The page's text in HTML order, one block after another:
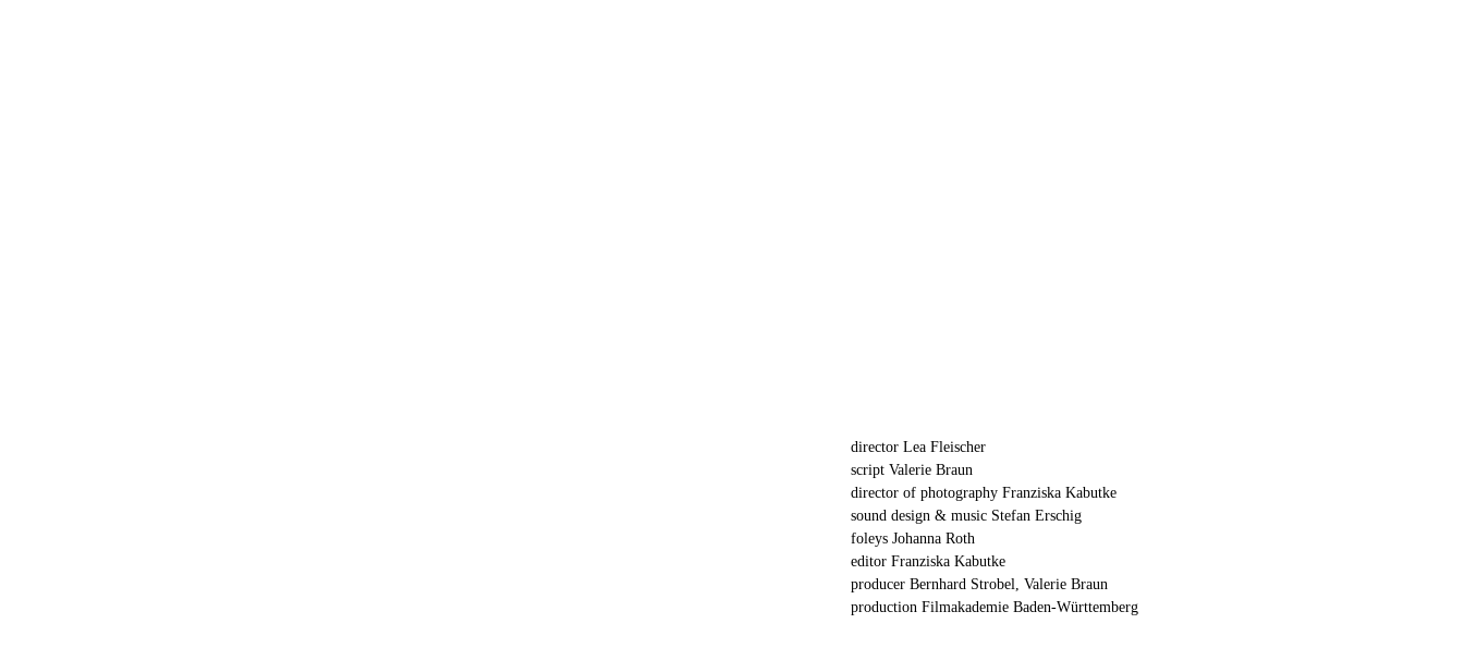
director Lea Fleischer
script Valerie Braun
director of photography Franziska Kabutke
sound design & music Stefan Erschig
foleys Johanna Roth
editor Franziska Kabutke
producer Bernhard Strobel, Valerie Braun
production Filmakademie Baden-Württemberg